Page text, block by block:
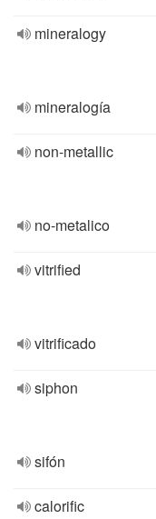
mineralogy
mineralogía
non-metallic
no-metalico
vitrified
vitrificado
siphon
sifón
calorific